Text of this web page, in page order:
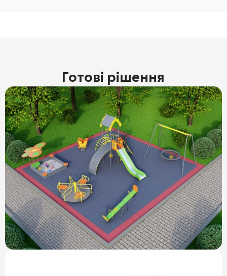
Готові рішення